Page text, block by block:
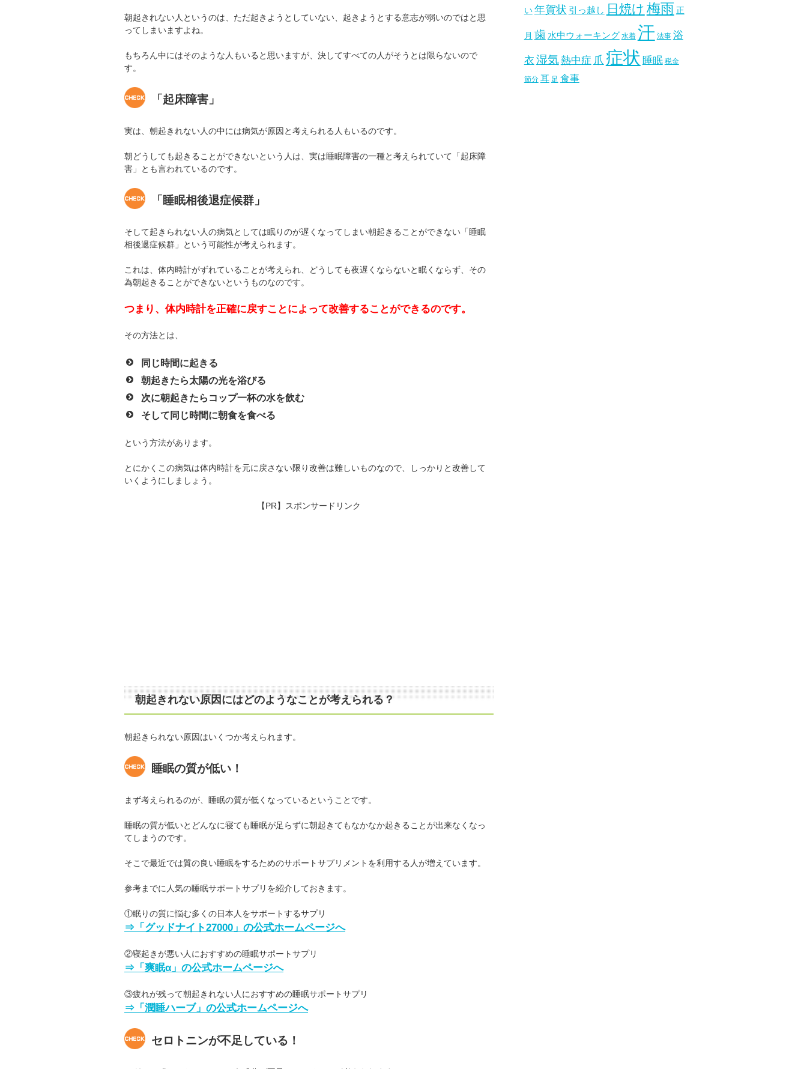
朝起きれない人というのは、ただ起きようとしていない、起きようとする意志が弱いのではと思
ってしまいますよね。
もちろん中にはそのような人もいると思いますが、決してすべての人がそうとは限らないので
す。
「起床障害」
実は、朝起きれない人の中には病気が原因と考えられる人もいるのです。
朝どうしても起きることができないという人は、実は睡眠障害の一種と考えられていて「起床障
害」とも言われているのです。
「睡眠相後退症候群」
そして起きられない人の病気としては眠りのが遅くなってしまい朝起きることができない「睡眠
相後退症候群」という可能性が考えられます。
これは、体内時計がずれていることが考えられ、どうしても夜遅くならないと眠くならず、その
為朝起きることができないというものなのです。
つまり、体内時計を正確に戻すことによって改善することができるのです。
その方法とは、
同じ時間に起きる
朝起きたら太陽の光を浴びる
次に朝起きたらコップ一杯の水を飲む
そして同じ時間に朝食を食べる
という方法があります。
とにかくこの病気は体内時計を元に戻さない限り改善は難しいものなので、しっかりと改善して
いくようにしましょう。
【PR】スポンサードリンク
朝起きれない原因にはどのようなことが考えられる？
朝起きられない原因はいくつか考えられます。
睡眠の質が低い！
まず考えられるのが、睡眠の質が低くなっているということです。
睡眠の質が低いとどんなに寝ても睡眠が足らずに朝起きてもなかなか起きることが出来なくなっ
てしまうのです。
そこで最近では質の良い睡眠をするためのサポートサプリメントを利用する人が増えています。
参考までに人気の睡眠サポートサプリを紹介しておきます。
①眠りの質に悩む多くの日本人をサポートするサプリ
⇒「グッドナイト27000」の公式ホームページへ
②寝起きが悪い人におすすめの睡眠サポートサプリ
⇒「爽眠α」の公式ホームページへ
③疲れが残って朝起きれない人におすすめの睡眠サポートサプリ
⇒「潤睡ハーブ」の公式ホームページへ
セロトニンが不足している！
い 年賀状 引っ越し 日焼け 梅雨 正
月 歯 水中ウォーキング 水着 汗 法事 浴
衣 湿気 熱中症 爪 症状 睡眠 税金
節分 耳 足 食事